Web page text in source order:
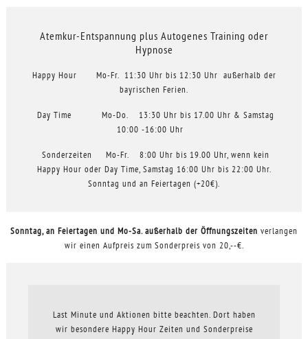
Atemkur-Entspannung plus Autogenes Training oder
Hypnose
Happy Hour Mo-Fr. 11:30 Uhr bis 12:30 Uhr außerhalb der
bayrischen Ferien.
Day Time Mo-Do. 13:30 Uhr bis 17.00 Uhr & Samstag
10:00 -16:00 Uhr
Sonderzeiten Mo-Fr. 8:00 Uhr bis 19.00 Uhr, wenn kein
Happy Hour oder Day Time, Samstag 16:00 Uhr bis 22:00 Uhr.
Sonntag und an Feiertagen (+20€).
Sonntag, an Feiertagen und Mo-Sa. außerhalb der Öffnungszeiten verlangen
wir einen Aufpreis zum Sonderpreis von 20,--€.
Last Minute und Aktionen bitte beachten. Dort haben
wir besondere Happy Hour Zeiten und Sonderpreise